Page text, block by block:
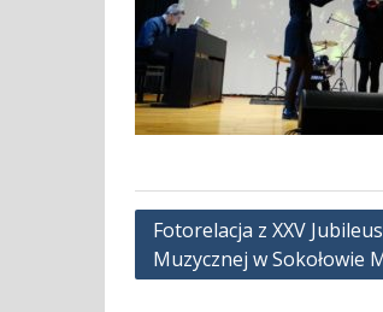
Nawigacja
wpisu
Fotorelacja z XXV
Muzycznej w Sokołowie